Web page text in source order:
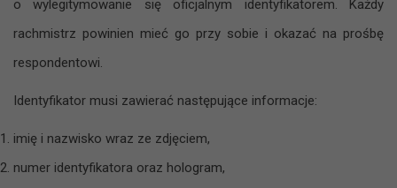
o wylegitymowanie się oficjalnym identyfikatorem. Każdy
rachmistrz powinien mieć go przy sobie i okazać na prośbę
respondentowi.
Identyfikator musi zawierać następujące informacje:
imię i nazwisko wraz ze zdjęciem,
numer identyfikatora oraz hologram,